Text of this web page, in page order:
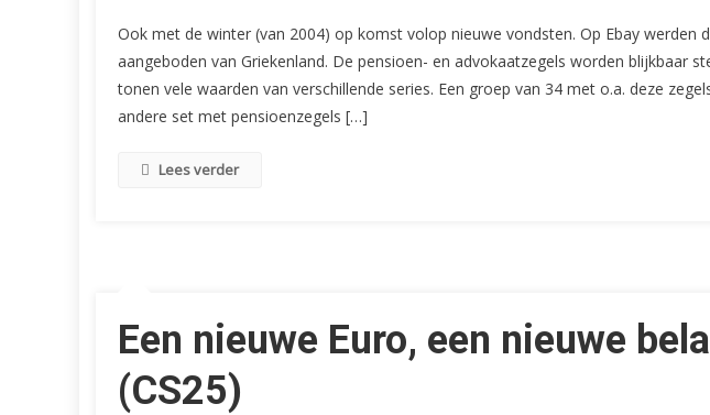
Nieuwe
Euro,
Een
Ook met de winter (van 2004) op komst volop nieuwe vondsten. Op Ebay werden
aangeboden van Griekenland. De pensioen- en advokaatzegels worden blijkbaar
tonen vele waarden van verschillende series. Een groep van 34 met o.a. deze
andere set met pensioenzegels […]
Lees verder
Een nieuwe Euro, een nieuwe
(CS25)